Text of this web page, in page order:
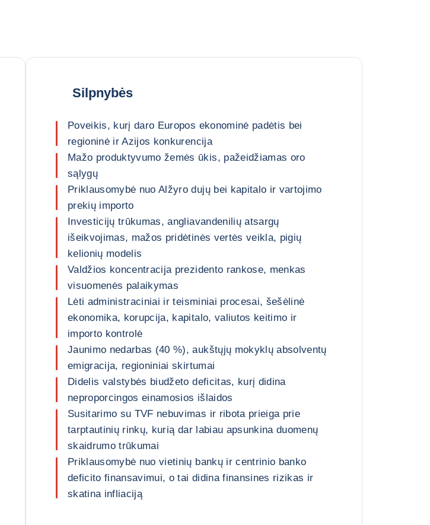
Silpnybės
Poveikis, kurį daro Europos ekonominė padėtis bei
regioninė ir Azijos konkurencija
Mažo produktyvumo žemės ūkis, pažeidžiamas oro
sąlygų
Priklausomybė nuo Alžyro dujų bei kapitalo ir vartojimo
prekių importo
Investicijų trūkumas, angliavandenilių atsargų
išeikvojimas, mažos pridėtinės vertės veikla, pigių
kelionių modelis
Valdžios koncentracija prezidento rankose, menkas
visuomenės palaikymas
Lėti administraciniai ir teisminiai procesai, šešėlinė
ekonomika, korupcija, kapitalo, valiutos keitimo ir
importo kontrolė
Jaunimo nedarbas (40 %), aukštųjų mokyklų absolventų
emigracija, regioniniai skirtumai
Didelis valstybės biudžeto deficitas, kurį didina
neproporcingos einamosios išlaidos
Susitarimo su TVF nebuvimas ir ribota prieiga prie
tarptautinių rinkų, kurią dar labiau apsunkina duomenų
skaidrumo trūkumai
Priklausomybė nuo vietinių bankų ir centrinio banko
deficito finansavimui, o tai didina finansines rizikas ir
skatina infliaciją